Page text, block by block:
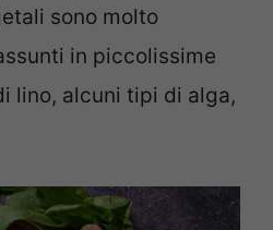
sono molto
in piccolissime
lino, alcuni tipi di alga,